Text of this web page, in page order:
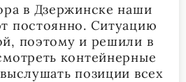
в Дзержинске наши
постоянно. Ситуацию
поэтому и решили в
контейнерные
позиции всех